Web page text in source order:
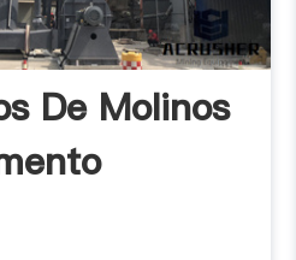
De Molinos